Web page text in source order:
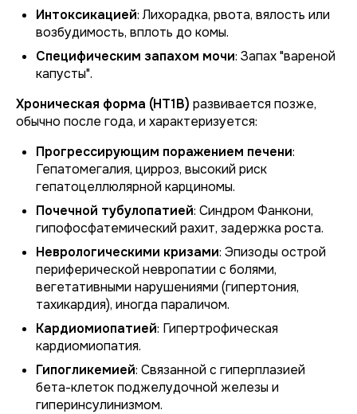
Интоксикацией: Лихорадка, рвота, вялость или
возбудимость, вплоть до комы.
Специфическим запахом мочи: Запах "вареной
капусты".
Хроническая форма (НТ1В) развивается позже,
обычно после года, и характеризуется:
Прогрессирующим поражением печени:
Гепатомегалия, цирроз, высокий риск
гепатоцеллюлярной карциномы.
Почечной тубулопатией: Синдром Фанкони,
гипофосфатемический рахит, задержка роста.
Неврологическими кризами: Эпизоды острой
периферической невропатии с болями,
вегетативными нарушениями (гипертония,
тахикардия), иногда параличом.
Кардиомиопатией: Гипертрофическая
кардиомиопатия.
Гипогликемией: Связанной с гиперплазией
бета-клеток поджелудочной железы и
гиперинсулинизмом.